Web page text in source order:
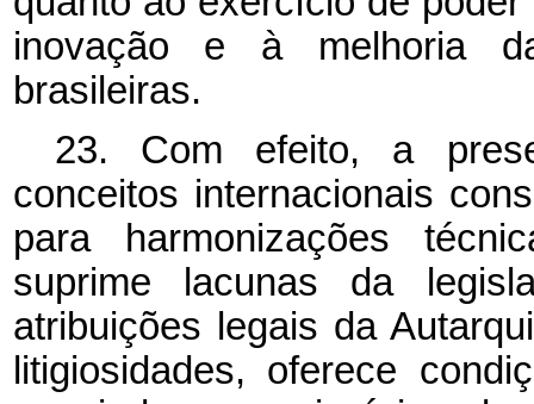
inovação e à melhoria
brasileiras.
23. Com efeito, a
conceitos internacionais
para harmonizações
suprime lacunas da
atribuições legais da
litigiosidades, oferece